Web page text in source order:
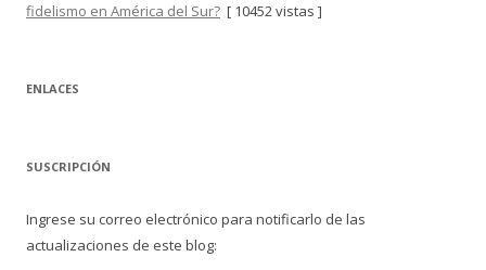
fidelismo en América del Sur? [ 10452 vistas ]
ENLACES
SUSCRIPCIÓN
Ingrese su correo electrónico para notificarlo de las
actualizaciones de este blog: